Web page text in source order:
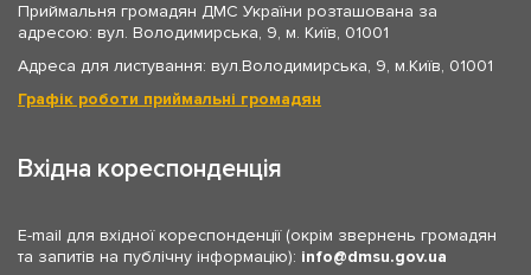
Приймальня громадян ДМС України розташована за
адресою: вул. Володимирська, 9, м. Київ, 01001
Адреса для листування: вул.Володимирська, 9, м.Київ, 01001
Графік роботи приймальні громадян
Вхідна кореспонденція
E-mail для вхідної кореспонденції (окрім звернень громадян
та запитів на публічну інформацію): info dmsu.gov.ua